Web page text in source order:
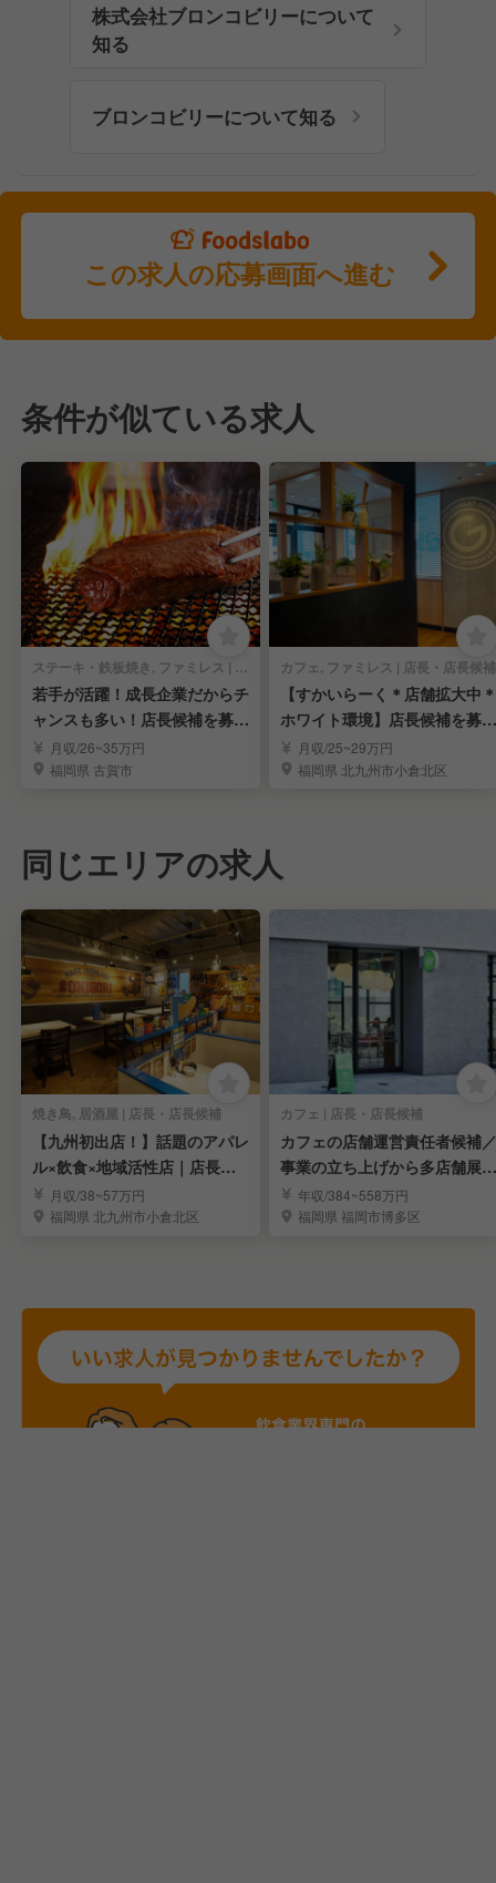
株式会社ブロンコビリーについて
知る
ブロンコビリーについて知る
この求人の応募画面へ進む
条件が似ている求人
ステーキ・鉄板焼き, ファミレス | 店長・店長候補
若手が活躍！成長企業だからチ
ャンスも多い！店長候補を募
集！月収/26~35万円
福岡県 古賀市
カフェ, ファミレス | 店長・店長候補
【すかいらーく＊店舗拡大中＊
ホワイト環境】店長候補を募集
｜飲食経験者歓迎！
月収/25~29万円
福岡県 北九州市小倉北区
同じエリアの求人
焼き鳥, 居酒屋 | 店長・店長候補
【九州初出店！】話題のアパレ
ル×飲食×地域活性店｜店長・
店長候補求む
月収/38~57万円
福岡県 北九州市小倉北区
カフェ | 店長・店長候補
カフェの店舗運営責任者候補／
事業の立ち上げから多店舗展開
まで担う
年収/384~558万円
福岡県 福岡市博多区